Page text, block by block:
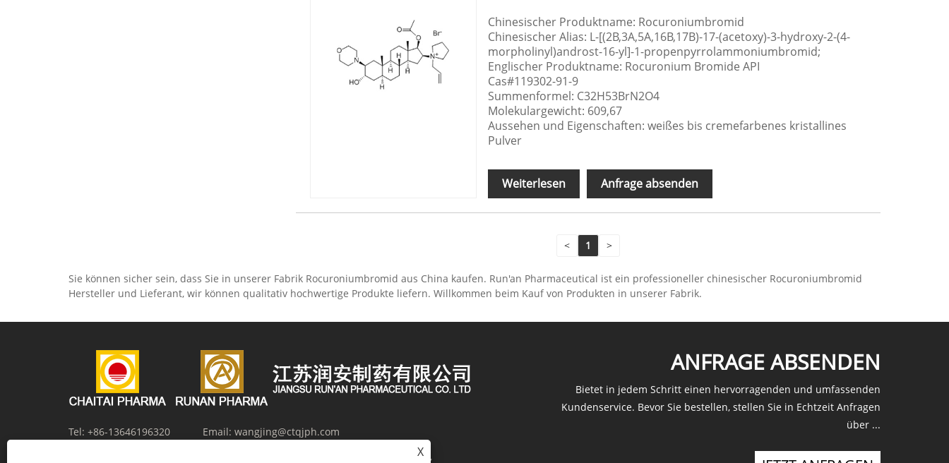
Chinesischer Produktname: Rocuroniumbromid
Chinesischer Alias: L-[(2Β,3Α,5Α,16Β,17Β)-17-(acetoxy)-3-hydroxy-2-(4-
morpholinyl)androst-16-yl]-1-propenpyrrolammoniumbromid;
Englischer Produktname: Rocuronium Bromide API
Cas#119302-91-9
Summenformel: C32H53BrN2O4
Molekulargewicht: 609,67
Aussehen und Eigenschaften: weißes bis cremefarbenes kristallines
Pulver
Weiterlesen Anfrage absenden
< 1 >
Sie können sicher sein, dass Sie in unserer Fabrik Rocuroniumbromid aus China kaufen. Run'an Pharmaceutical ist ein professioneller chinesischer Rocuroniumbromid
Hersteller und Lieferant, wir können qualitativ hochwertige Produkte liefern. Willkommen beim Kauf von Produkten in unserer Fabrik.
Tel: +86-13646196320 Email: wangjing@ctqjph.com
Nr. 12, Zhangma Road, Salt Chemical New Materials Industrial Park,
ANFRAGE ABSENDEN
Bietet in jedem Schritt einen hervorragenden und umfassenden
Kundenservice. Bevor Sie bestellen, stellen Sie in Echtzeit Anfragen
über ...
X